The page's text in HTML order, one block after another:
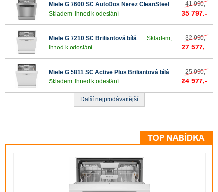
Volně stojící myčky nádobí 60 cm
Miele G 7600 SC AutoDos Nerez CleanSteel
Skladem, ihned k odeslání
41 990,-
35 797,-
Miele G 7210 SC Briliantová bílá
Skladem,
ihned k odeslání
32 990,-
27 577,-
Miele G 5811 SC Active Plus Briliantová bílá
Skladem, ihned k odeslání
25 990,-
24 977,-
Další nejprodávanější